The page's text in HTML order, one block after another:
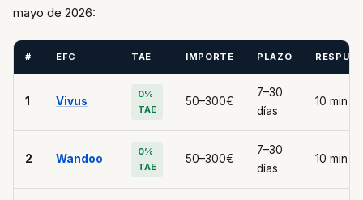
mayo de 2026:
# EFC TAE IMPORTE PLAZO
1 Vivus
0%
TAE
50–300€
7–30
días
10 min
2 Wandoo
0%
TAE
50–300€
7–30
días
10 min